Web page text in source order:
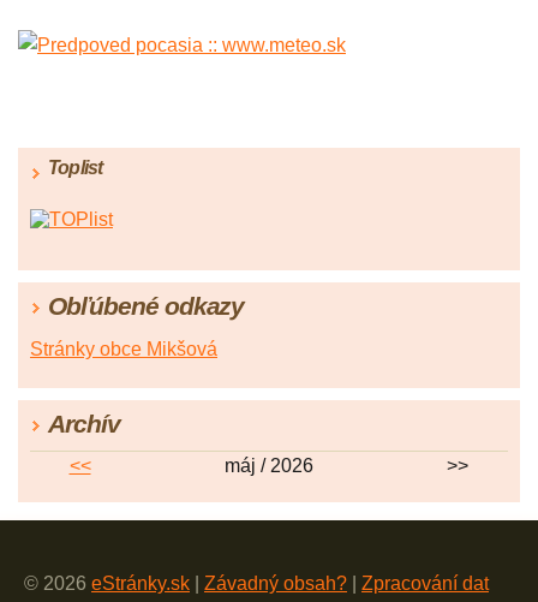
Toplist
Obľúbené odkazy
Stránky obce Mikšová
Archív
<< máj / 2026 >>
© 2026 eStránky.sk Závadný obsah? Zpracování dat